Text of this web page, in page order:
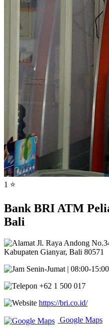
1 ⭐
Bank BRI ATM
Bali
Jl. Raya Andong
Kabupaten Gianyar, Bali 80571
Senin-Jumat | 08:00-15:00
+62 1 500 017
https://bri.co.id/
Google Maps